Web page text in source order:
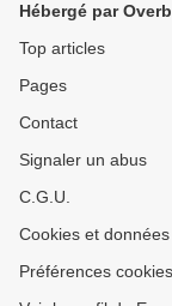
Hébergé par
Top articles
Pages
Contact
Signaler un abus
C.G.U.
Cookies et
Préférences cookies